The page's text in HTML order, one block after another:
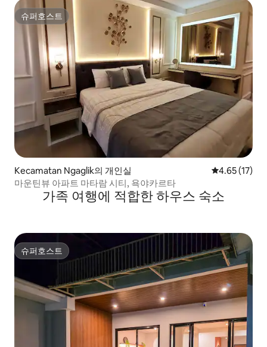
슈퍼호스트
슈퍼호스트
Kecamatan Ngaglik의 개인실 평점 4.65점
4.65 (17)
마운틴뷰 아파트 마타람 시티, 욕야카르타
가족 여행에 적합한 하우스 숙소
슈퍼호스트
슈퍼호스트